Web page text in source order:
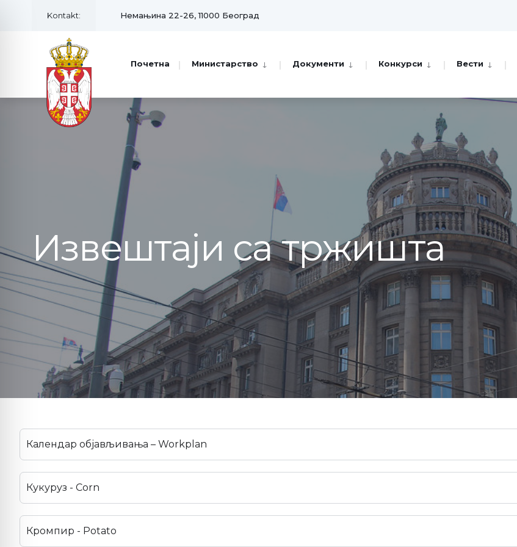
Kontakt: Немањина 22-26, 11000 Београд
Почетна Министарство Документи Конкурси Вести
Извештаји са тржишта
Календар објављивања – Workplan
Кукуруз - Corn
Кромпир - Potato